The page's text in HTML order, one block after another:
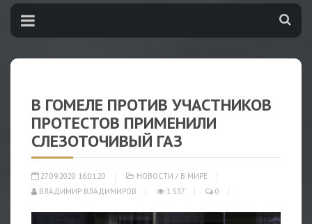
В ГОМЕЛЕ ПРОТИВ УЧАСТНИКОВ
ПРОТЕСТОВ ПРИМЕНИЛИ
СЛЕЗОТОЧИВЫЙ ГАЗ
27.09.2020 16:01:20 НОВОСТИ / В МИРЕ
ВЛАДИМИР ВЛАДИМИРОВ
1 537 0